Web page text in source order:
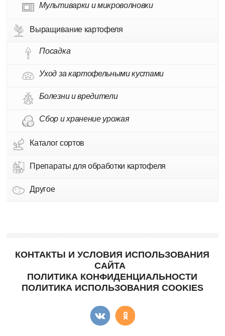
Мультиварки и микроволновки
Выращивание картофеля
Посадка
Уход за картофельными кустами
Болезни и вредители
Сбор и хранение урожая
Каталог сортов
Препараты для обработки картофеля
Другое
КОНТАКТЫ И УСЛОВИЯ ИСПОЛЬЗОВАНИЯ
САЙТА
ПОЛИТИКА КОНФИДЕНЦИАЛЬНОСТИ
ПОЛИТИКА ИСПОЛЬЗОВАНИЯ COOKIES